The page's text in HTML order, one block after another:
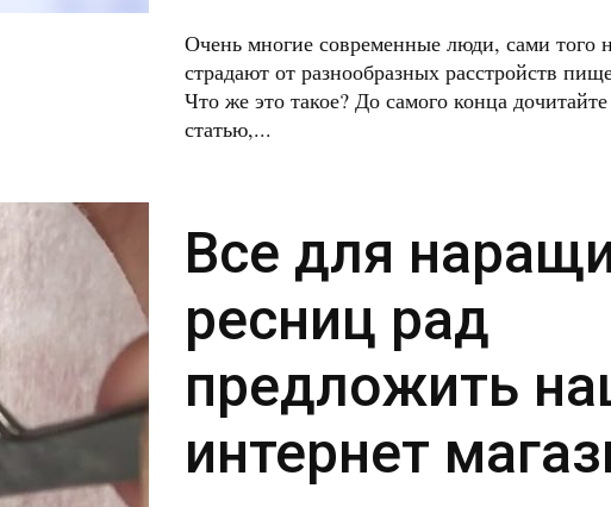
Очень многие современные люди, сами того
страдают от разнообразных расстройств
Что же это такое? До самого конца
статью,...
Все для
ресниц рад
предложить
интернет